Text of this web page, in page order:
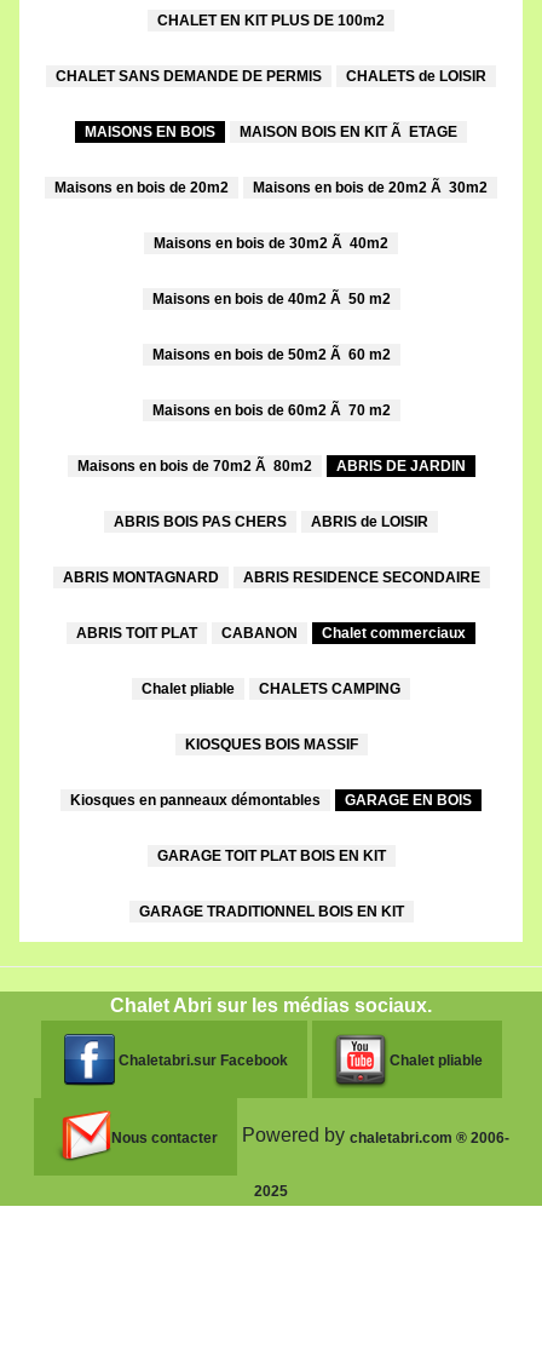
CHALET EN KIT PLUS DE 100m2
CHALET SANS DEMANDE DE PERMIS CHALETS de LOISIR
MAISONS EN BOIS MAISON BOIS EN KIT Ã ETAGE
Maisons en bois de 20m2 Maisons en bois de 20m2 Ã 30m2
Maisons en bois de 30m2 Ã 40m2
Maisons en bois de 40m2 Ã 50 m2
Maisons en bois de 50m2 Ã 60 m2
Maisons en bois de 60m2 Ã 70 m2
Maisons en bois de 70m2 Ã 80m2 ABRIS DE JARDIN
ABRIS BOIS PAS CHERS ABRIS de LOISIR
ABRIS MONTAGNARD ABRIS RESIDENCE SECONDAIRE
ABRIS TOIT PLAT CABANON Chalet commerciaux
Chalet pliable CHALETS CAMPING
KIOSQUES BOIS MASSIF
Kiosques en panneaux démontables GARAGE EN BOIS
GARAGE TOIT PLAT BOIS EN KIT
GARAGE TRADITIONNEL BOIS EN KIT
Chalet Abri sur les médias sociaux.
Chaletabri.sur Facebook Chalet pliable
Nous contacter Powered by chaletabri.com ® 2006-
2025